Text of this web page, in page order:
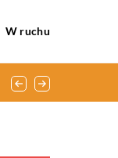
W ruchu